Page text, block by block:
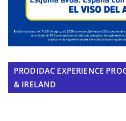
PRODIDAC EXPERIENCE
& IRELAND